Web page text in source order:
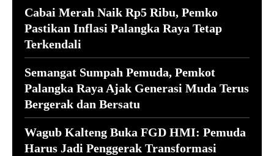
Cabai Merah Naik Rp5 Ribu, Pemko
Pastikan Inflasi Palangka Raya Tetap
Terkendali
Semangat Sumpah Pemuda, Pemkot
Palangka Raya Ajak Generasi Muda Terus
Bergerak dan Bersatu
Wagub Kalteng Buka FGD HMI: Pemuda
Harus Jadi Penggerak Transformasi